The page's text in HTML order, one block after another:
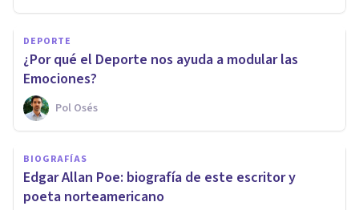
DEPORTE
¿Por qué el Deporte nos ayuda a modular las
Emociones?
Pol Osés
BIOGRAFÍAS
Edgar Allan Poe: biografía de este escritor y
poeta norteamericano